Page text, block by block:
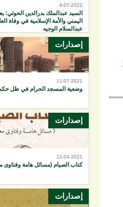
9-07-2022
السيد عبدالملك بدرالدين
اليمني والأمة الإسلامية في وفاة
عبدالسلام الوجيه
إصدارات
11-07-2021
وضعية المسجد الحرام في ظل
إصدارات
12-04-2021
كتاب الصيام (مسائل هامة وفتاوى
إصدارات